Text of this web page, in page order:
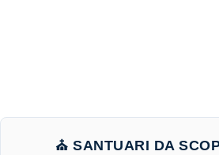
⛪ SANTUARI DA